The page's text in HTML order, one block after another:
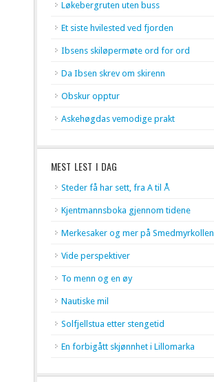
Løkebergruten uten buss
Et siste hvilested ved fjorden
Ibsens skiløpermøte ord for ord
Da Ibsen skrev om skirenn
Obskur opptur
Askehøgdas vemodige prakt
MEST LEST I DAG
Steder få har sett, fra A til Å
Kjentmannsboka gjennom tidene
Merkesaker og mer på Smedmyrkollen
Vide perspektiver
To menn og en øy
Nautiske mil
Solfjellstua etter stengetid
En forbigått skjønnhet i Lillomarka